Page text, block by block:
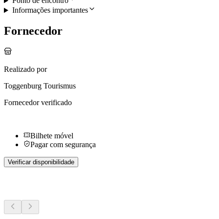
Informações importantes
Fornecedor
Realizado por
Toggenburg Tourismus
Fornecedor verificado
Bilhete móvel
Pagar com segurança
Verificar disponibilidade